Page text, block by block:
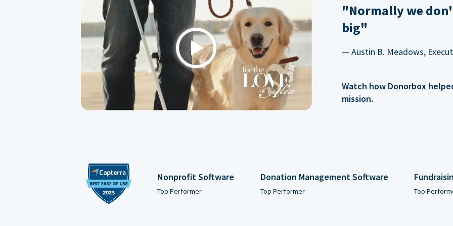
Play
"Normally we
big"
— Austin B. Meadows,
Watch how Donorbox
mission.
Nonprofit Software
Top Performer
Donation Management Software
Top Performer Top